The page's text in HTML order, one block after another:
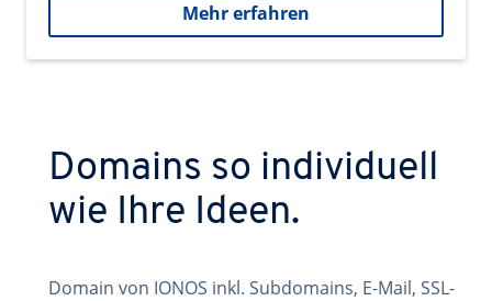
Mehr erfahren
Domains so individuell
wie Ihre Ideen.
Domain von IONOS inkl. Subdomains, E-Mail, SSL-